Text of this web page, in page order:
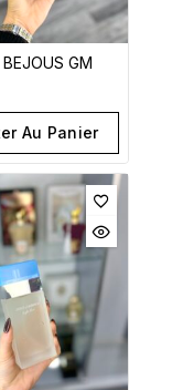
GM
Au Panier